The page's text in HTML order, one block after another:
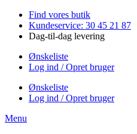
Videre
indhold
Find vores butik
Kundeservice: 30 45 21 87
Dag-til-dag levering
Ønskeliste
Log ind / Opret bruger
Ønskeliste
Log ind / Opret bruger
Menu